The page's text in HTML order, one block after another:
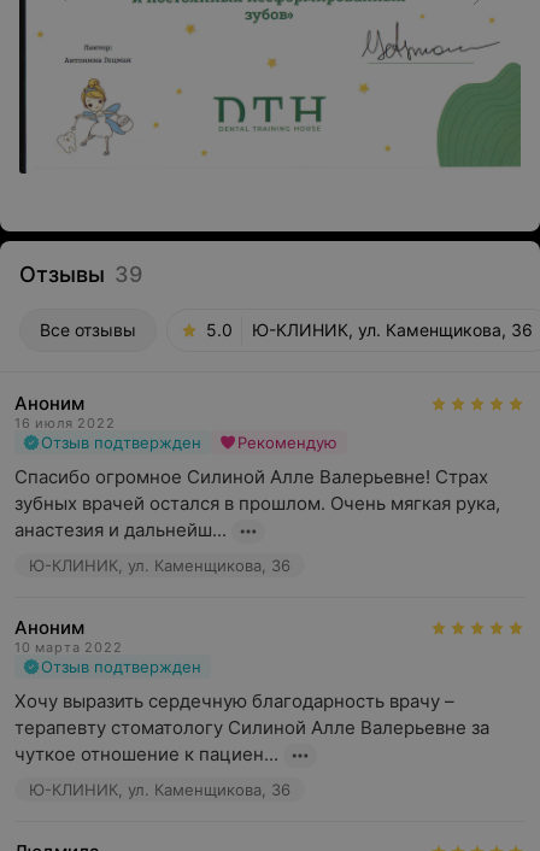
Отзывы 39
Все отзывы 5.0 Ю-КЛИНИК, ул. Каменщикова, 36
Аноним
16 июля 2022
Отзыв подтвержден Рекомендую
Спасибо огромное Силиной Алле Валерьевне! Страх
зубных врачей остался в прошлом. Очень мягкая рука,
анастезия и дальнейш...
Ю-КЛИНИК, ул. Каменщикова, 36
Аноним
10 марта 2022
Отзыв подтвержден
Хочу выразить сердечную благодарность врачу –
терапевту стоматологу Силиной Алле Валерьевне за
чуткое отношение к пациен...
Ю-КЛИНИК, ул. Каменщикова, 36